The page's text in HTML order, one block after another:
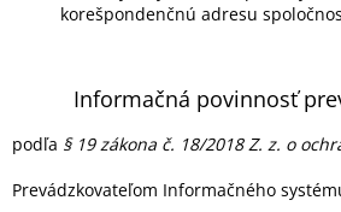
korešpondenčnú adresu
Informačná povinnosť
podľa § 19 zákona č. 18/2018 Z. z. o
Prevádzkovateľom Informačného